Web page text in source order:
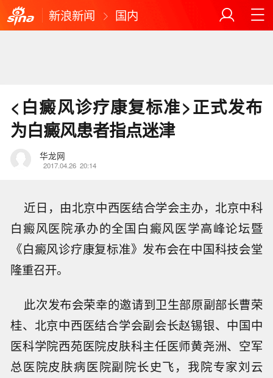
新浪新闻 国内
<白癜风诊疗康复标准>正式发布
为白癜风患者指点迷津
华龙网
2017.04.26 20:14
近日，由北京中西医结合学会主办，北京中科
白癜风医院承办的全国白癜风医学高峰论坛暨
《白癜风诊疗康复标准》发布会在中国科技会堂
隆重召开。
此次发布会荣幸的邀请到卫生部原副部长曹荣
桂、北京中西医结合学会副会长赵锡银、中国中
医科学院西苑医院皮肤科主任医师黄尧洲、空军
总医院皮肤病医院副院长史飞，我院专家刘云